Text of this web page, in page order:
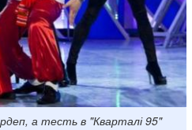
а тесть в "Кварталі 95"